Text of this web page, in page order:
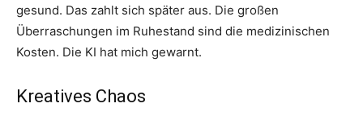
gesund. Das zahlt sich später aus. Die großen
Überraschungen im Ruhestand sind die medizinischen
Kosten. Die KI hat mich gewarnt.
Kreatives Chaos